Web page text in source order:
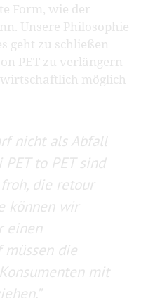
Form, wie der
Unsere Philosophie
geht zu schließen
PET zu verlängern
möglich
nicht als Abfall
to PET sind
die retour
können wir
einen
müssen die
mit